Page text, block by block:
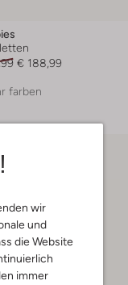
wir
und
die Website
immer
€ 188,99
farben